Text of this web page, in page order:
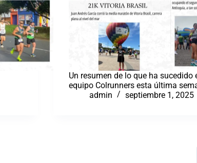
Un resumen de lo que ha sucedido
equipo Colrunners esta última
admin
septiembre 1, 2025